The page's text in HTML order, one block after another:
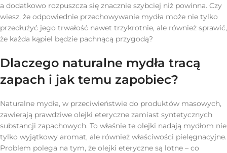
a dodatkowo rozpuszcza się znacznie szybciej niż powinna. Czy
wiesz, że odpowiednie przechowywanie mydła może nie tylko
przedłużyć jego trwałość nawet trzykrotnie, ale również sprawić,
że każda kąpiel będzie pachnącą przygodą?
Dlaczego naturalne mydła tracą
zapach i jak temu zapobiec?
Naturalne mydła, w przeciwieństwie do produktów masowych,
zawierają prawdziwe olejki eteryczne zamiast syntetycznych
substancji zapachowych. To właśnie te olejki nadają mydłom nie
tylko wyjątkowy aromat, ale również właściwości pielęgnacyjne.
Problem polega na tym, że olejki eteryczne są lotne – co